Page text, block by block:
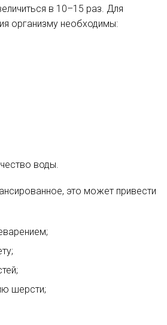
в 10–15 раз. Для
организму необходимы:
воды.
это может привести
шерсти;